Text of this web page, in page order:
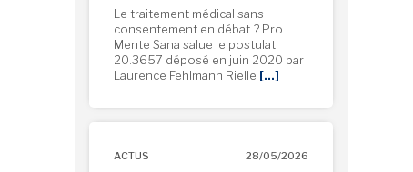
Le traitement médical sans
consentement en débat ? Pro
Mente Sana salue le postulat
20.3657 déposé en juin 2020 par
Laurence Fehlmann Rielle […]
ACTUS 28/05/2026